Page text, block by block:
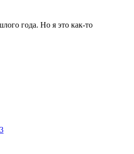
года. Но я это как-то